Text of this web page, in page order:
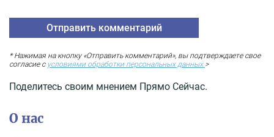
* Нажимая на кнопку «Отправить комментарий», вы подтверждаете свое
согласие с условиями обработки персональных данных.>
Поделитесь своим мнением Прямо Сейчас.
О нас